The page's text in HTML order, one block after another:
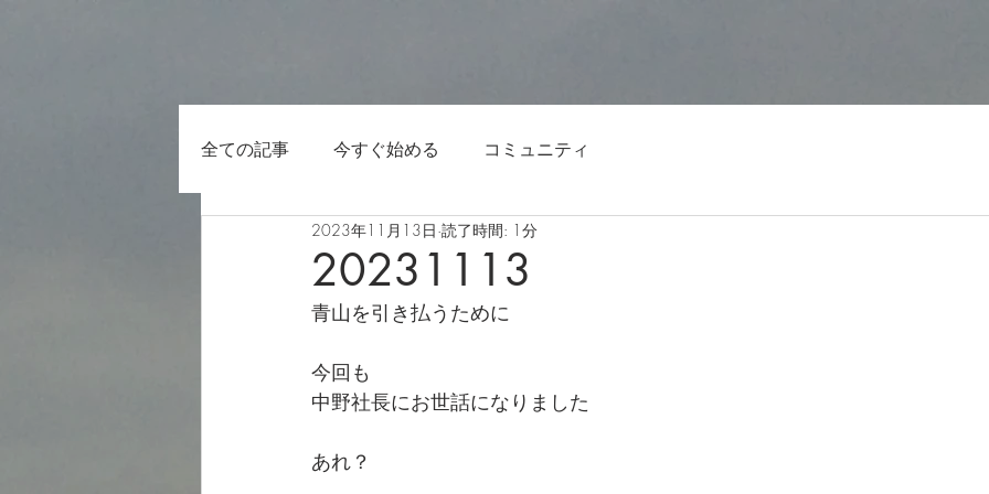
全ての記事 今すぐ始める コミュニティ
20231113
2023年11月13日 読了時間: 1分
青山を引き払うために
今回も
中野社長にお世話になりました
あれ？